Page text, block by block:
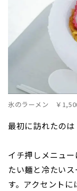
氷のラーメン ￥
最初に訪れたのは
イチ押しメニュ
たい麺と冷たい
す。アクセント